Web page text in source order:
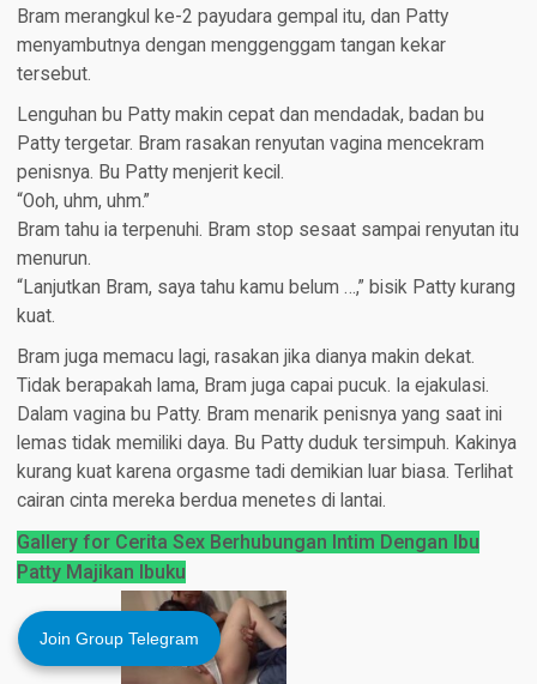
Bram merangkul ke-2 payudara gempal itu, dan Patty
menyambutnya dengan menggenggam tangan kekar
tersebut.
Lenguhan bu Patty makin cepat dan mendadak, badan bu
Patty tergetar. Bram rasakan renyutan vagina mencekram
penisnya. Bu Patty menjerit kecil.
“Ooh, uhm, uhm.”
Bram tahu ia terpenuhi. Bram stop sesaat sampai renyutan itu
menurun.
“Lanjutkan Bram, saya tahu kamu belum …,” bisik Patty kurang
kuat.
Bram juga memacu lagi, rasakan jika dianya makin dekat.
Tidak berapakah lama, Bram juga capai pucuk. Ia ejakulasi.
Dalam vagina bu Patty. Bram menarik penisnya yang saat ini
lemas tidak memiliki daya. Bu Patty duduk tersimpuh. Kakinya
kurang kuat karena orgasme tadi demikian luar biasa. Terlihat
cairan cinta mereka berdua menetes di lantai.
Gallery for Cerita Sex Berhubungan Intim Dengan Ibu
Patty Majikan Ibuku
Join Group Telegram